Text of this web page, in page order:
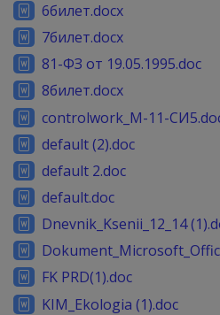
6билет.docx
7билет.docx
81-ФЗ от 19.05.1995.doc
8билет.docx
controlwork_М-11-
default (2).doc
default 2.doc
default.doc
Dnevnik_Ksenii_12_14
FK PRD(1).doc
KIM_Ekologia (1).doc